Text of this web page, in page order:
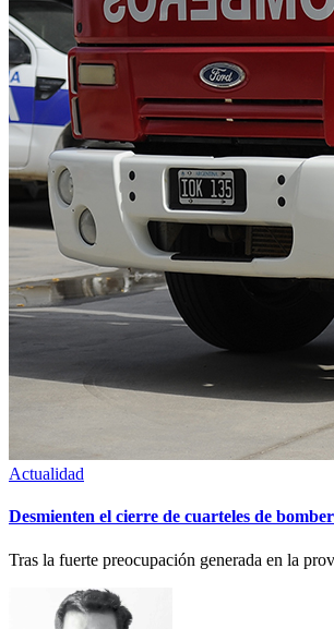
Actualidad
Desmienten el cierre de cuarteles de
Tras la fuerte preocupación generada en la